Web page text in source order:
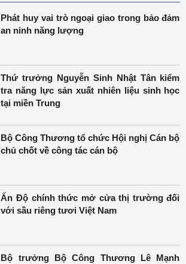
Phát huy vai trò ngoại giao trong bảo đảm
an ninh năng lượng
Thứ trưởng Nguyễn Sinh Nhật Tân kiểm
tra năng lực sản xuất nhiên liệu sinh học
tại miền Trung
Bộ Công Thương tổ chức Hội nghị Cán bộ
chủ chốt về công tác cán bộ
Ấn Độ chính thức mở cửa thị trường đối
với sầu riêng tươi Việt Nam
Bộ trưởng Bộ Công Thương Lê Mạnh